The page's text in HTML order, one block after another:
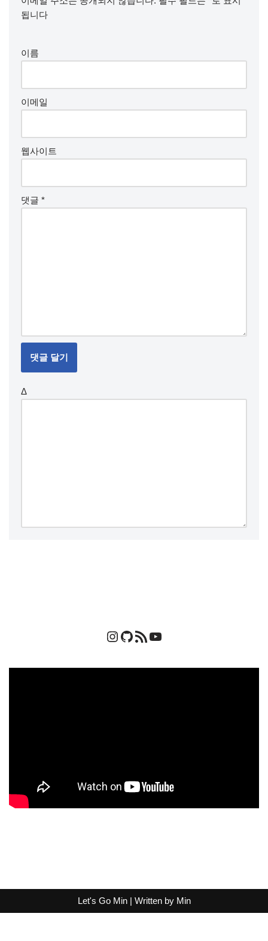
됩니다
이름
이메일
웹사이트
댓글 *
Δ
Let's Go Min | Written byMin